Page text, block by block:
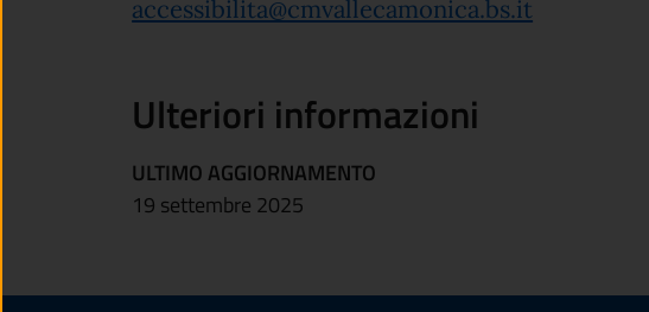
accessibilita@cmvallecamonica.bs.it(apre in
Ulteriori informazioni
ULTIMO AGGIORNAMENTO
19 settembre 2025